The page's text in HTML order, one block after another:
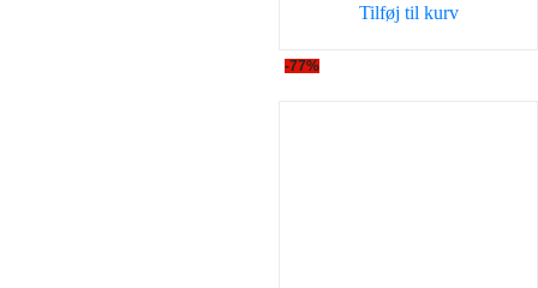
437,60 kr..
Tilføj til kurv
-77%